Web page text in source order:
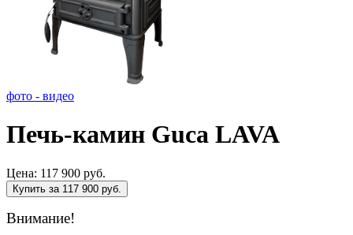
фото - видео
Печь-камин Guca LAVA
Цена: 117 900 руб.
Купить за 117 900 руб.
Внимание!